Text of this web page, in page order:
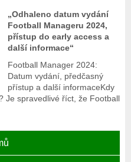
„Odhaleno datum vydání
Football Manageru 2024,
přístup do early access a
další informace“
Football Manager 2024:
Datum vydání, předčasný
přístup a další informaceKdy
Je spravedlivé říct, že Football